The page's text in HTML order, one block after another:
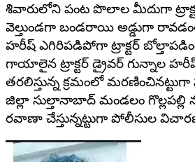
శివారులోని పంట పొలాల మీదుగా
వెల్తుండగా బండరాయి అడ్డుగా
హరీష్ ఎగిరిపడిపోగా ట్రాక్టర్
గాయాలైన ట్రాక్టర్ డ్రైవర్ గున్నాల హరీష్
తరలిస్తున్న క్రమంలో
జిల్లా సుల్తానాబాద్ మండలం గొల్లపల్లి
రవాణా చేస్తున్నట్టుగా పోలీసుల